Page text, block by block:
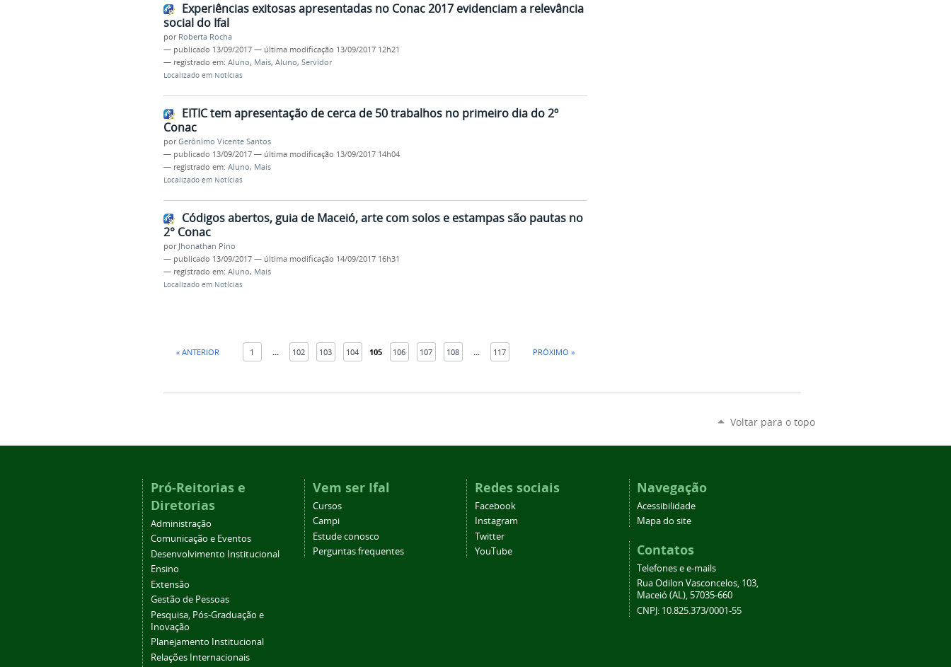
Experiências exitosas apresentadas no Conac 2017 evidenciam a relevância
social do Ifal
por Roberta Rocha
— publicado 13/09/2017 — última modificação 13/09/2017 12h21
— registrado em: Aluno, Mais, Aluno, Servidor
Localizado em Notícias
EITIC tem apresentação de cerca de 50 trabalhos no primeiro dia do 2º
Conac
porGerônimo Vicente Santos
— publicado 13/09/2017 — última modificação 13/09/2017 14h04
— registrado em: Aluno, Mais
Localizado em Notícias
Códigos abertos, guia de Maceió, arte com solos e estampas são pautas no
2° Conac
por Jhonathan Pino
— publicado 13/09/2017 — última modificação 14/09/2017 16h31
— registrado em: Aluno, Mais
Localizado em Notícias
« ANTERIOR 1 102 103 104 105 106 107 108 117 PRÓXIMO »
Voltar para o topo
Pró-Reitorias e
Diretorias
Administração
Comunicação e Eventos
Desenvolvimento Institucional
Ensino
Extensão
Gestão de Pessoas
Pesquisa, Pós-Graduação e
Inovação
Planejamento Institucional
Relações Internacionais
Vem ser Ifal
Cursos
Campi
Estude conosco
Perguntas frequentes
Redes sociais
Facebook
Instagram
Twitter
YouTube
Navegação
Acessibilidade
Mapa do site
Contatos
Telefones e e-mails
Rua Odilon Vasconcelos, 103,
Maceió (AL), 57035-660
CNPJ: 10.825.373/0001-55